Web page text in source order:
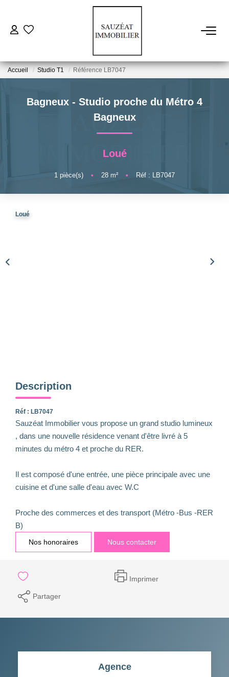
ESTIMER
FAIRE GÉRER
Accueil Studio T1 Référence LB7047
Bagneux - Studio proche du Métro 4
Bagneux
Loué
1 pièce(s) • 28 m² • Réf : LB7047
Loué
Description
Réf : LB7047
Sauzéat Immobilier vous propose un grand studio lumineux
, dans une nouvelle résidence venant d'être livré à 5
minutes du métro 4 et proche du RER.
Il est composé d'une entrée, une pièce principale avec une
cuisine et d'une salle d'eau avec W.C
Proche des commerces et des transport (Métro -Bus -RER
B)
Nos honoraires Nous contacter
Imprimer
Partager
Agence